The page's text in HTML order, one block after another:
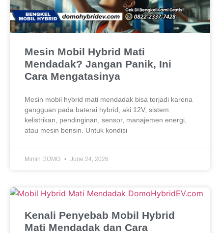
Mesin Mobil Hybrid Mati
Mendadak? Jangan Panik, Ini
Cara Mengatasinya
Mesin mobil hybrid mati mendadak bisa terjadi karena
gangguan pada baterai hybrid, aki 12V, sistem
kelistrikan, pendinginan, sensor, manajemen energi,
atau mesin bensin. Untuk kondisi
Mimin DOMO June 24, 2026
Kenali Penyebab Mobil Hybrid
Mati Mendadak dan Cara